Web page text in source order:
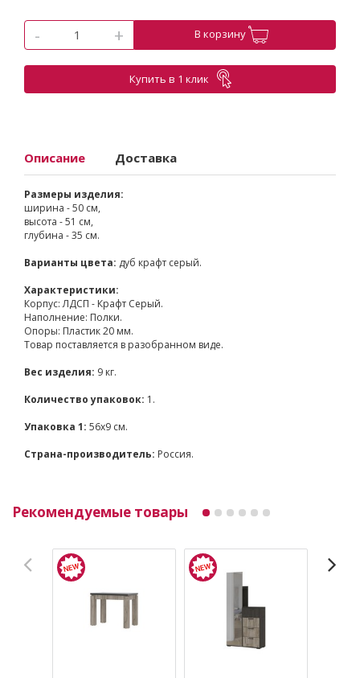
- + В корзину
Купить в 1 клик
Описание Доставка
Размеры изделия:
ширина - 50 см,
высота - 51 см,
глубина - 35 см.
Варианты цвета: дуб крафт серый.
Характеристики:
Корпус: ЛДСП - Крафт Серый.
Наполнение: Полки.
Опоры: Пластик 20 мм.
Товар поставляется в разобранном виде.
Вес изделия: 9 кг.
Количество упаковок: 1.
Упаковка 1: 56x9 см.
Страна-производитель: Россия.
Рекомендуемые товары